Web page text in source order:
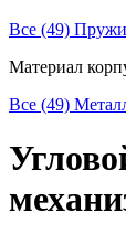
Все (49)
Материал
Все (49)